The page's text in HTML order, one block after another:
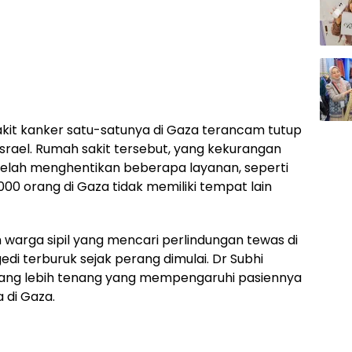
kanker satu-satunya di Gaza terancam tutup
Rumah sakit tersebut, yang kekurangan
menghentikan beberapa layanan, seperti
orang di Gaza tidak memiliki tempat lain
warga sipil yang mencari perlindungan tewas di
terburuk sejak perang dimulai. Dr Subhi
lebih tenang yang mempengaruhi pasiennya
Gaza.